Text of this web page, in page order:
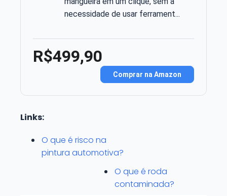
necessidade de usar ferrament...
R$499,90
Comprar na Amazon
Links:
O que é risco na
pintura automotiva?
O que é roda
contaminada?